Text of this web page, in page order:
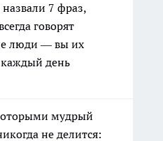
7 фраз,
говорят
люди — вы их
день
мудрый
не делится: